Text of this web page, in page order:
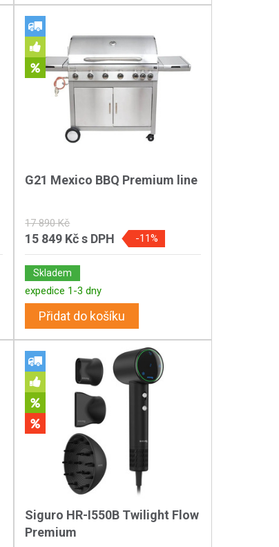
G21 Mexico BBQ Premium line
17 890 Kč
15 849 Kčs DPH -11%
Skladem
expedice 1-3 dny
Přidat do košíku
Siguro HR-I550B Twilight Flow
Premium